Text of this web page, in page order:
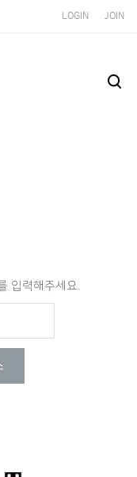
LOGIN JOIN
입력해주세요.